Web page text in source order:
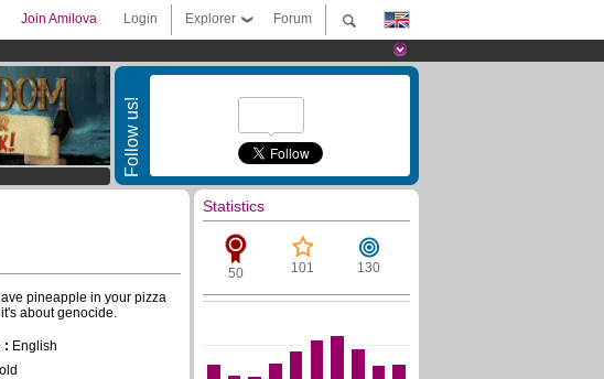
Forum
Explorer
Login
Join Amilova
Follow us!
pineapple in your pizza
about genocide.
: English
Statistics
50 101 130